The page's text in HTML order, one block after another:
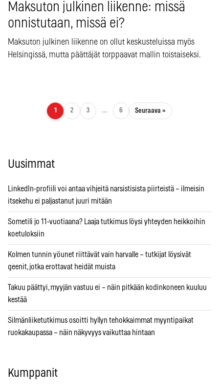
Maksuton julkinen liikenne: missä
onnistutaan, missä ei?
Maksuton julkinen liikenne on ollut keskusteluissa myös
Helsingissä, mutta päättäjät torppaavat mallin toistaiseksi.
Artikkelien sivutus
1 2 3 … 6 Seuraava »
Uusimmat
LinkedIn-profiili voi antaa vihjeitä narsistisista piirteistä – ilmeisin
itsekehu ei paljastanut juuri mitään
Sometili jo 11-vuotiaana? Laaja tutkimus löysi yhteyden heikkoihin
koetuloksiin
Kolmen tunnin yöunet riittävät vain harvalle – tutkijat löysivät
geenit, jotka erottavat heidät muista
Takuu päättyi, myyjän vastuu ei – näin pitkään kodinkoneen kuuluu
kestää
Silmänliiketutkimus osoitti hyllyn tehokkaimmat myyntipaikat
ruokakaupassa – näin näkyvyys vaikuttaa hintaan
Kumppanit